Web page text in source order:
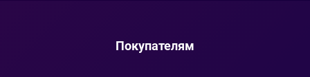
Покупателям